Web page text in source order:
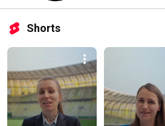
Shorts